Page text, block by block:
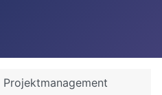
Projektmanagement